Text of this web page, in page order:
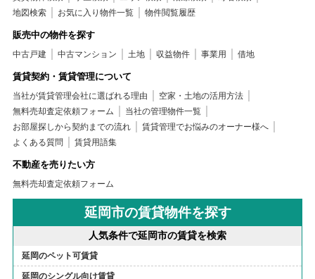
地図検索
お気に入り物件一覧 物件閲覧履歴
販売中の物件を探す
中古戸建 中古マンション 土地 収益物件 事業用 借地
賃貸契約・賃貸管理について
当社が賃貸管理会社に選ばれる理由
空家・土地の活用方法
無料売却査定依頼フォーム
当社の管理物件一覧
お部屋探しから契約までの流れ
賃貸管理でお悩みのオーナー様へ
よくある質問
賃貸用語集
不動産を売りたい方
無料売却査定依頼フォーム
延岡市の賃貸物件を探す
人気条件で延岡市の賃貸を検索
延岡のペット可賃貸
延岡のシングル向け賃貸